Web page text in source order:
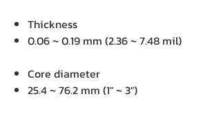
Thickness
0.06 ~ 0.19 mm (2.36 ~ 7.48 mil)
Core diameter
25.4 ~ 76.2 mm (1" ~ 3")